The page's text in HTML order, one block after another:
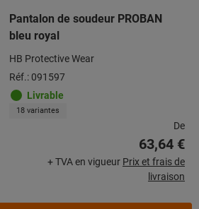
Pantalon de soudeur PROBAN
bleu royal
HB Protective Wear
Réf.: 091597
Livrable
18 variantes
De
63,64 €
+ TVA en vigueur Prix et frais de
livraison